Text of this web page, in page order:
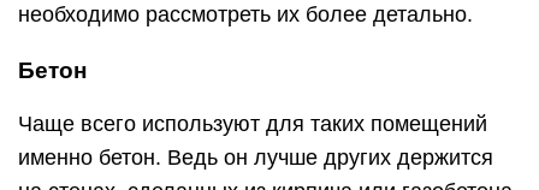
необходимо рассмотреть их более детально.
Бетон
Чаще всего используют для таких помещений
именно бетон. Ведь он лучше других держится